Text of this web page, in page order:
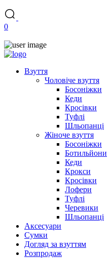
0
Взуття
Чоловіче взуття
Босоніжки
Кеди
Кросівки
Туфлі
Шльопанці
Жіноче взуття
Босоніжки
Ботильйони
Кеди
Крокси
Кросівки
Лофери
Туфлі
Черевики
Шльопанці
Аксесуари
Сумки
Догляд за взуттям
Розпродаж